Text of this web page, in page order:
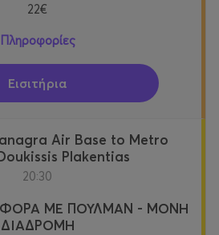
22€
Πληροφορίες
Εισιτήρια
Plakentias
20:30
ΜΕ ΠΟΥΛΜΑΝ - ΜΟΝΗ
ΔΙΑΔΡΟΜΗ